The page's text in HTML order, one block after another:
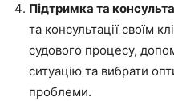
Підтримка та
та консультації своїм
судового процесу,
ситуацію та вибрати
проблеми.